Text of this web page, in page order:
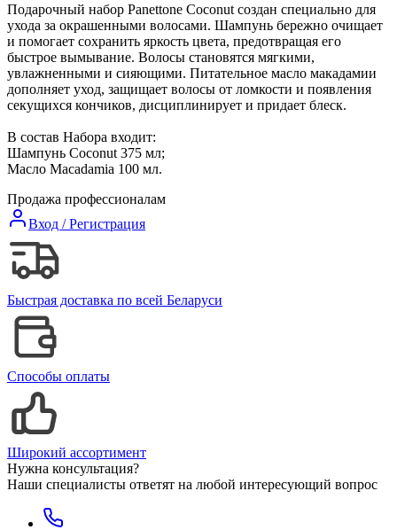
Подарочный набор Panettone Coconut создан специально для
ухода за окрашенными волосами. Шампунь бережно очищает
и помогает сохранить яркость цвета, предотвращая его
быстрое вымывание. Волосы становятся мягкими,
увлажненными и сияющими. Питательное масло макадамии
дополняет уход, защищает волосы от ломкости и появления
секущихся кончиков, дисциплинирует и придает блеск.
В состав Набора входит:
Шампунь Coconut 375 мл;
Масло Macadamia 100 мл.
Продажа профессионалам
Вход / Регистрация
Быстрая доставка по всей Беларуси
Способы оплаты
Широкий ассортимент
Нужна консультация?
Наши специалисты ответят на любой интересующий вопрос